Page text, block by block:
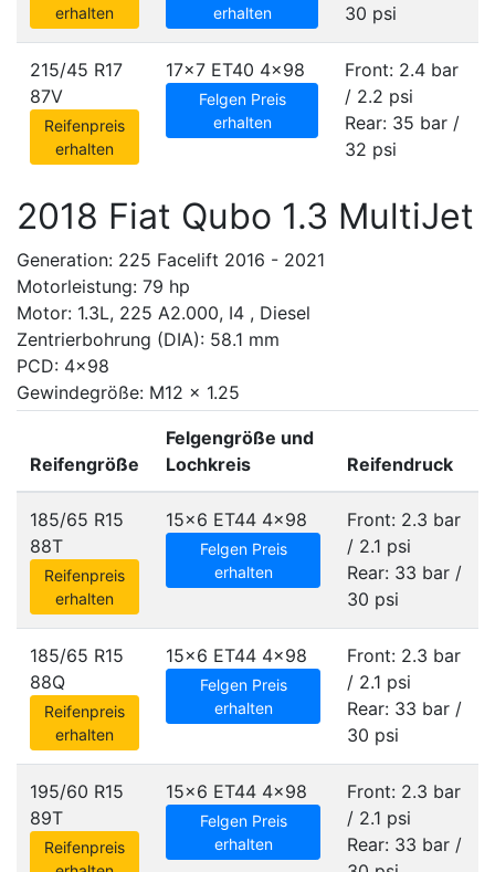
erhalten
erhalten
30 psi
215/45 R17
87V
Reifenpreis
erhalten
17x7 ET40 4x98
Felgen Preis
erhalten
Front: 2.4 bar
/ 2.2 psi
Rear: 35 bar /
32 psi
2018 Fiat Qubo 1.3 MultiJet
Generation: 225 Facelift 2016 - 2021
Motorleistung: 79 hp
Motor: 1.3L, 225 A2.000, I4 , Diesel
Zentrierbohrung (DIA): 58.1 mm
PCD: 4x98
Gewindegröße: M12 x 1.25
Reifengröße
Felgengröße und
Lochkreis
Reifendruck
185/65 R15
88T
Reifenpreis
erhalten
15x6 ET44 4x98
Felgen Preis
erhalten
Front: 2.3 bar
/ 2.1 psi
Rear: 33 bar /
30 psi
185/65 R15
88Q
Reifenpreis
erhalten
15x6 ET44 4x98
Felgen Preis
erhalten
Front: 2.3 bar
/ 2.1 psi
Rear: 33 bar /
30 psi
195/60 R15
89T
Reifenpreis
15x6 ET44 4x98
Felgen Preis
erhalten
Front: 2.3 bar
/ 2.1 psi
Rear: 33 bar /